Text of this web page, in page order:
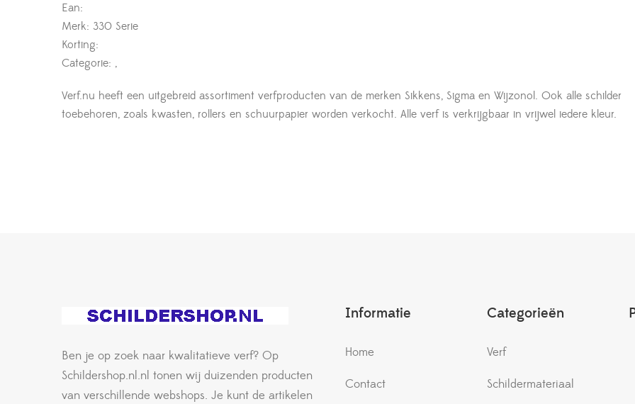
Ean:
Merk: 330 Serie
Korting:
Categorie: ,
Verf.nu heeft een uitgebreid assortiment verfproducten van de merken Sikkens, Sigma en Wijzonol. Ook alle schilder
toebehoren, zoals kwasten, rollers en schuurpapier worden verkocht. Alle verf is verkrijgbaar in vrijwel iedere kleur.
Ben je op zoek naar kwalitatieve verf? Op
Schildershop.nl.nl tonen wij duizenden producten
van verschillende webshops. Je kunt de artikelen
Informatie
Home
Contact
Categorieën
Verf
Schildermateriaal